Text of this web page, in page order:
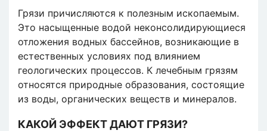
Грязи причисляются к полезным ископаемым.
Это насыщенные водой неконсолидирующиеся
отложения водных бассейнов, возникающие в
естественных условиях под влиянием
геологических процессов. К лечебным грязям
относятся природные образования, состоящие
из воды, органических веществ и минералов.
КАКОЙ ЭФФЕКТ ДАЮТ ГРЯЗИ?